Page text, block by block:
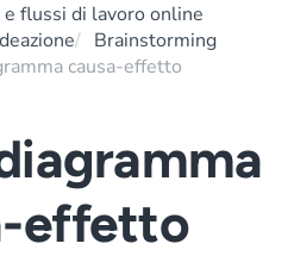
flussi di lavoro online
Brainstorming
causa-effetto
effetto